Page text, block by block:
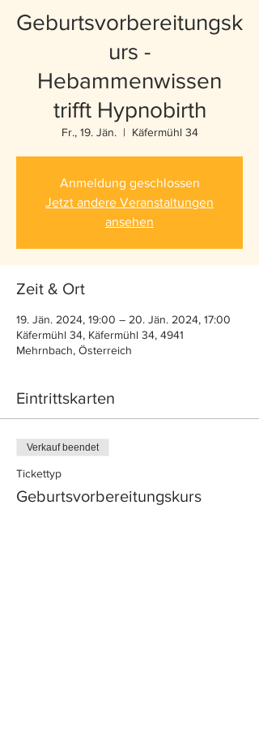
Geburtsvorbereitungsk
urs -
Hebammenwissen
trifft Hypnobirth
Fr., 19. Jän.
  |
Käfermühl 34
Anmeldung geschlossen
Jetzt andere Veranstaltungen
ansehen
Zeit & Ort
19. Jän. 2024, 19:00 – 20. Jän. 2024, 17:00
Käfermühl 34, Käfermühl 34, 4941
Mehrnbach, Österreich
Eintrittskarten
Verkauf beendet
Tickettyp
Geburtsvorbereitungskurs